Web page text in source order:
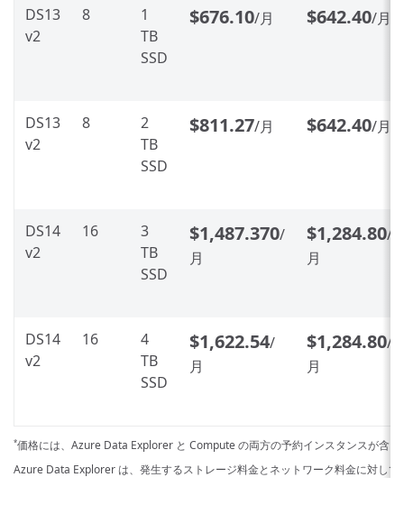
DS13
v2
8
1
TB
SSD
$676.10/月 $642.40/月
DS13
v2
8
2
TB
SSD
$811.27/月 $642.40/月
DS14
v2
16
3
TB
SSD
$1,487.370/
月
$1,284.80/
月
DS14
v2
16
4
TB
SSD
$1,622.54/
月
$1,284.80/
月
*価格には、Azure Data Explorer と Compute の両方の予約インスタンスが含ま
Azure Data Explorer は、発生するストレージ料金とネットワーク料金に対して